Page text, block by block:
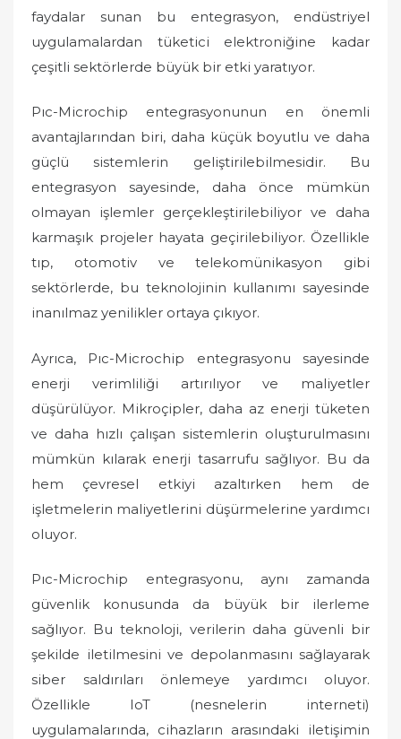
faydalar sunan bu entegrasyon, endüstriyel
uygulamalardan tüketici elektroniğine kadar
çeşitli sektörlerde büyük bir etki yaratıyor.
Pıc-Microchip entegrasyonunun en önemli
avantajlarından biri, daha küçük boyutlu ve daha
güçlü sistemlerin geliştirilebilmesidir. Bu
entegrasyon sayesinde, daha önce mümkün
olmayan işlemler gerçekleştirilebiliyor ve daha
karmaşık projeler hayata geçirilebiliyor. Özellikle
tıp, otomotiv ve telekomünikasyon gibi
sektörlerde, bu teknolojinin kullanımı sayesinde
inanılmaz yenilikler ortaya çıkıyor.
Ayrıca, Pıc-Microchip entegrasyonu sayesinde
enerji verimliliği artırılıyor ve maliyetler
düşürülüyor. Mikroçipler, daha az enerji tüketen
ve daha hızlı çalışan sistemlerin oluşturulmasını
mümkün kılarak enerji tasarrufu sağlıyor. Bu da
hem çevresel etkiyi azaltırken hem de
işletmelerin maliyetlerini düşürmelerine yardımcı
oluyor.
Pıc-Microchip entegrasyonu, aynı zamanda
güvenlik konusunda da büyük bir ilerleme
sağlıyor. Bu teknoloji, verilerin daha güvenli bir
şekilde iletilmesini ve depolanmasını sağlayarak
siber saldırıları önlemeye yardımcı oluyor.
Özellikle IoT (nesnelerin interneti)
uygulamalarında, cihazların arasındaki iletişimin